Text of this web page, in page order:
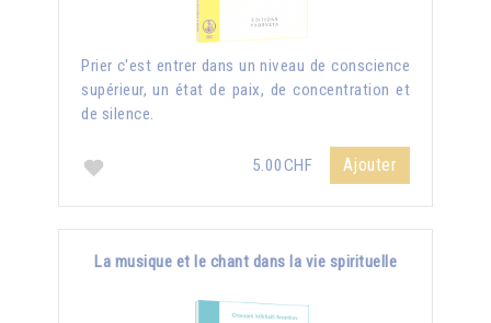
Prier c'est entrer dans un niveau de conscience
supérieur, un état de paix, de concentration et
de silence.
5.00CHF Ajouter
La musique et le chant dans la vie spirituelle